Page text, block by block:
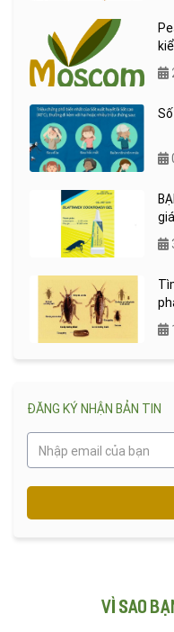
ĐĂNG KÝ NHẬN BẢN TIN
VÌ SAO